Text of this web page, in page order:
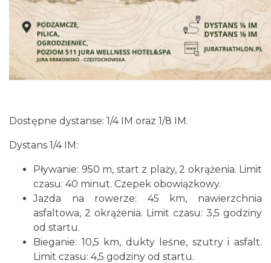
Podzamcze
0.44 km
Dostępne dystanse: 1/4 IM oraz 1/8 IM.
Dystans 1/4 IM:
Pływanie: 950 m, start z plaży, 2 okrążenia. Limit
czasu: 40 minut. Czepek obowiązkowy.
Jazda na rowerze: 45 km, nawierzchnia
asfaltowa, 2 okrążenia. Limit czasu: 3,5 godziny
od startu.
Bieganie: 10,5 km, dukty leśne, szutry i asfalt.
Limit czasu: 4,5 godziny od startu.